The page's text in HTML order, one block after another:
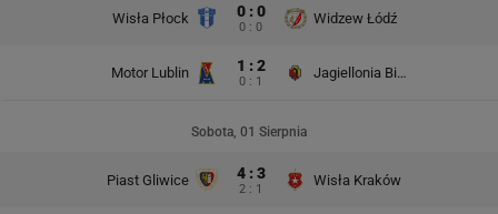
Wisła Płock 0 : 0
0 : 0
Widzew Łódź
Motor Lublin 1 : 2
0 : 1
Jagiellonia Białystok
Sobota, 01 Sierpnia
Piast Gliwice 4 : 3
2 : 1
Wisła Kraków